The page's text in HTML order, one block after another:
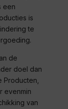
een
is
te
de
doel dan
evenmin
van